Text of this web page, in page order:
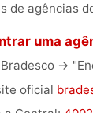
de agências
uma
→
oficial